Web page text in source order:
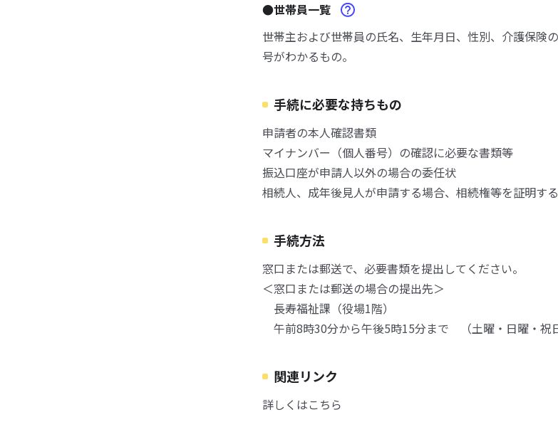
●世帯員一覧
世帯主および世帯員の氏名、生年月日、性別、介護保険
号がわかるもの。
手続に必要な持ちもの
申請者の本人確認書類
マイナンバー（個人番号）の確認に必要な書類等
振込口座が申請人以外の場合の委任状
相続人、成年後見人が申請する場合、相続権等を証明す
手続方法
窓口または郵送で、必要書類を提出してください。
＜窓口または郵送の場合の提出先＞
長寿福祉課（役場1階）
午前8時30分から午後5時15分まで （土曜・日曜・祝
関連リンク
詳しくはこちら